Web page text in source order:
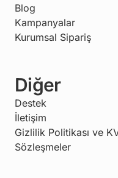
Blog
Kampanyalar
Kurumsal Sipariş
Diğer
Destek
İletişim
Gizlilik Politikası ve
Sözleşmeler